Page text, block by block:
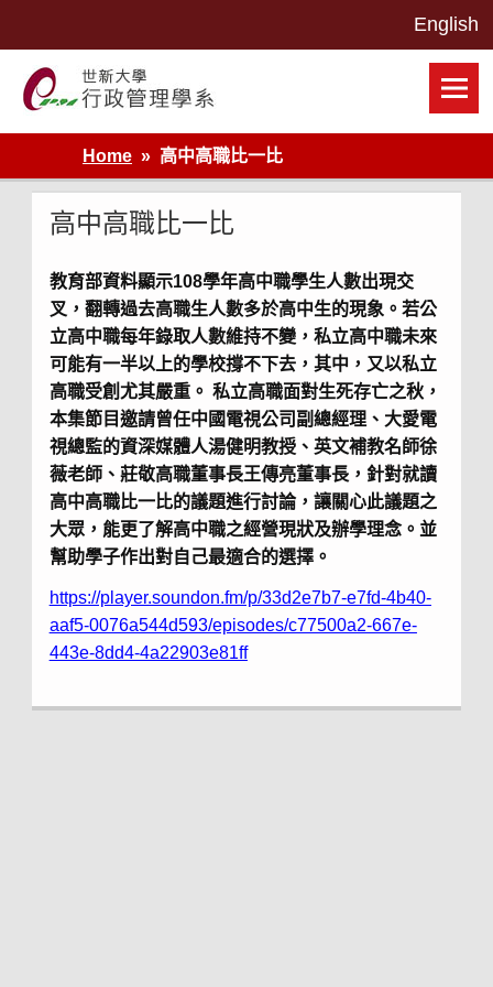
世新大學行政管理學系網站
Home
高中高職比一比
高中高職比一比
教育部資料顯示108學年高中職學生人數出現交
叉，翻轉過去高職生人數多於高中生的現象。若公
立高中職每年錄取人數維持不變，私立高中職未來
可能有一半以上的學校撐不下去，其中，又以私立
高職受創尤其嚴重。 私立高職面對生死存亡之秋，
本集節目邀請曾任中國電視公司副總經理、大愛電
視總監的資深媒體人湯健明教授、英文補教名師徐
薇老師、莊敬高職董事長王傳亮董事長，針對就讀
高中高職比一比的議題進行討論，讓關心此議題之
大眾，能更了解高中職之經營現狀及辦學理念。並
幫助學子作出對自己最適合的選擇。
https://player.soundon.fm/p/33d2e7b7-e7fd-4b40-
aaf5-0076a544d593/episodes/c77500a2-667e-
443e-8dd4-4a22903e81ff